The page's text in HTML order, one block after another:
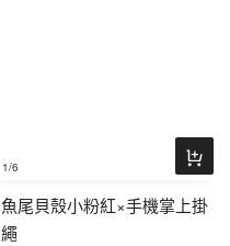
1/6
魚尾貝殼小粉紅×手機掌上掛
繩